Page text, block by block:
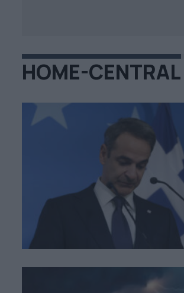
HOME-CENTRAL